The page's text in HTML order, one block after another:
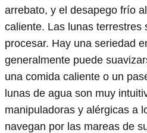
arrebato, y el desapego frío
caliente. Las lunas terrestres
procesar. Hay una seriedad
generalmente puede
una comida caliente o un
lunas de agua son muy
manipuladoras y alérgicas a
navegan por las mareas de